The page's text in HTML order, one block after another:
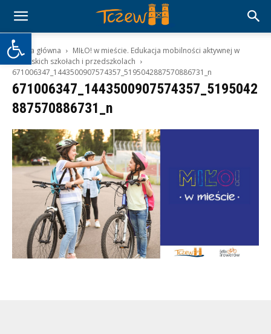
Otwórz pasek narzędzi
Strona główna
MIŁO! w mieście. Edukacja mobilności aktywnej w
tczewskich szkołach i przedszkolach
671006347_1443500907574357_5195042887570886731_n
671006347_1443500907574357_5195042
887570886731_n